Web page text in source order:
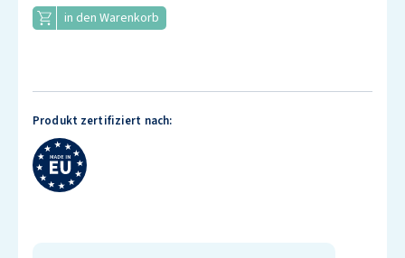
in den Warenkorb
Produkt zertifiziert nach: